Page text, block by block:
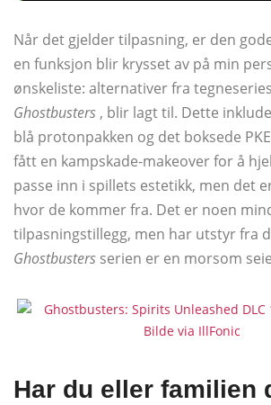
Når det gjelder tilpasning, er den
en funksjon blir krysset av på min
ønskeliste: alternativer fra
Ghostbusters , blir lagt til. Dette
blå protonpakken og det boksede
fått en kampskade-makeover for å
passe inn i spillets estetikk, men det
hvor de kommer fra. Det er noen
tilpasningstillegg, men har utstyr fra
Ghostbusters serien er en morsom
Bilde via IllFonic
Har du eller familien